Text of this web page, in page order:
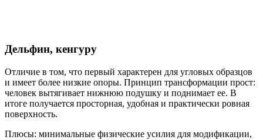
Дельфин, кенгуру
Отличие в том, что первый характерен для угловых образцов
и имеет более низкие опоры. Принцип трансформации прост:
человек вытягивает нижнюю подушку и поднимает ее. В
итоге получается просторная, удобная и практически ровная
поверхность.
Плюсы: минимальные физические усилия для модификации,